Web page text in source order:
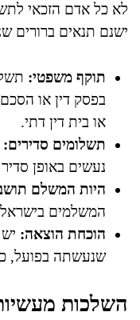
לא כל אדם הזכאי
ישנם תנאים ברורים
תוקף משפטי:
בפסק דין או
או בית דין דתי.
תשלומים סדירים:
נעשים באופן
היות המשלם
המשלמים בישראל
הוכחת הוצאה:
שנעשתה בפועל,
השלכות